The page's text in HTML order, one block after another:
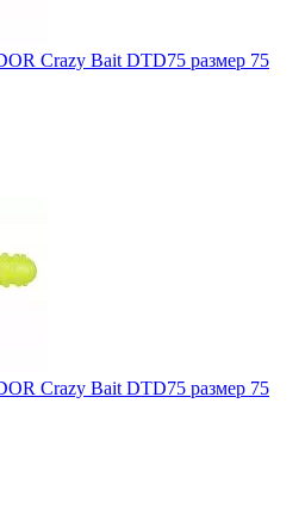
Crazy Bait DTD75 размер 75
Crazy Bait DTD75 размер 75